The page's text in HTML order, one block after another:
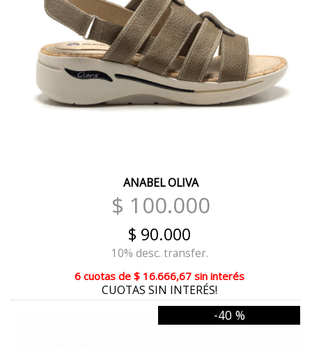
AMARILLO
PASTEL
HIELO
ROCA
BRONCE
TEXAS BRICK
PLATA COMBINADO
BRICK
TERRA COMBINADO
ANABEL OLIVA
$ 100.000
$ 90.000
10% desc. transfer.
6 cuotas de $ 16.666,67 sin interés
CUOTAS SIN INTERÉS!
-40 %